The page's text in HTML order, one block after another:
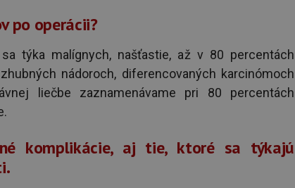
po operácii?
týka malígnych, našťastie, až v 80 percentách
nádoroch, diferencovaných karcinómoch
liečbe zaznamenávame pri 80 percentách
komplikácie, aj tie, ktoré sa týkajú